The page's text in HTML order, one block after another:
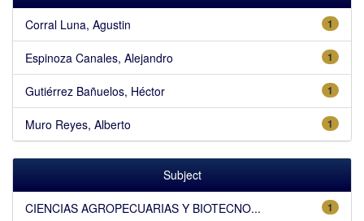
1
Corral Luna, Agustin
1
Espinoza Canales, Alejandro
1
Gutiérrez Bañuelos, Héctor
1
Muro Reyes, Alberto
Subject
1
CIENCIAS AGROPECUARIAS Y BIOTECNO...